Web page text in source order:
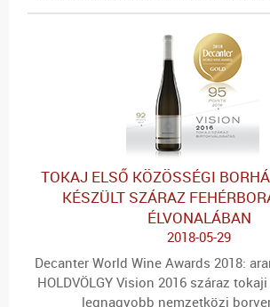
TOKAJ ELSŐ KÖZÖSSÉGI
KÉSZÜLT SZÁRAZ
ÉLVONALÁBAN
2018-05-29
Decanter World Wine Awards 2018:
HOLDVÖLGY Vision 2016 száraz
legnagyobb nemzetközi